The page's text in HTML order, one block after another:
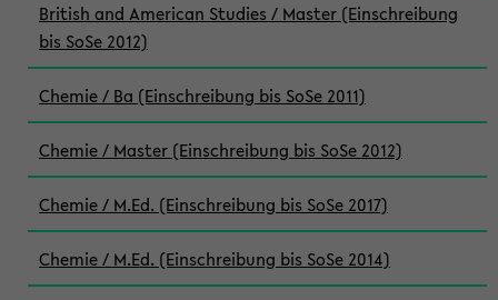
British and American Studies / Master (Einschreibung
bis SoSe 2012)
Chemie / Ba (Einschreibung bis SoSe 2011)
Chemie / Master (Einschreibung bis SoSe 2012)
Chemie / M.Ed. (Einschreibung bis SoSe 2017)
Chemie / M.Ed. (Einschreibung bis SoSe 2014)